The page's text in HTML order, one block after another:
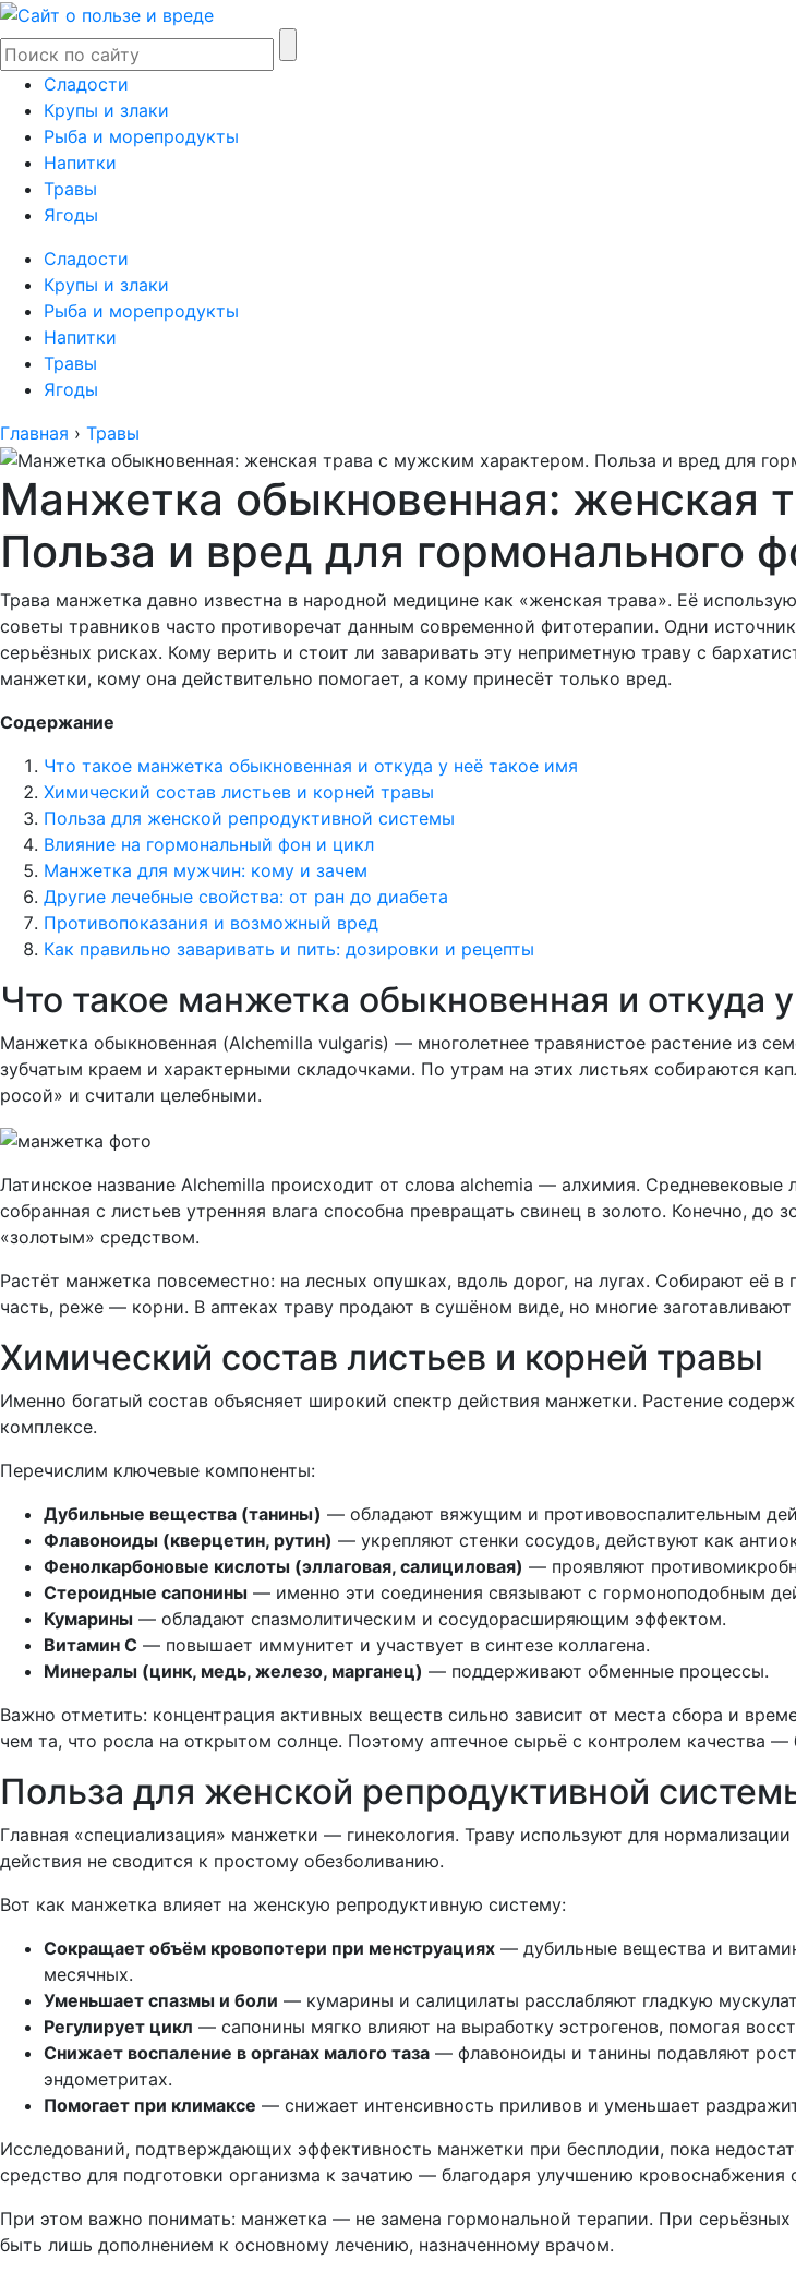
Сладости
Крупы и злаки
Рыба и морепродукты
Напитки
Травы
Ягоды
Сладости
Крупы и злаки
Рыба и морепродукты
Напитки
Травы
Ягоды
Главная › Травы
Манжетка обыкновенная: женская
Польза и вред для гормонального
Трава манжетка давно известна в народной медицине как «женская трава». Её
советы травников часто противоречат данным современной фитотерапии. Одни
серьёзных рисках. Кому верить и стоит ли заваривать эту неприметную траву с
манжетки, кому она действительно помогает, а кому принесёт только вред.
Содержание
Что такое манжетка обыкновенная и откуда у неё такое имя
Химический состав листьев и корней травы
Польза для женской репродуктивной системы
Влияние на гормональный фон и цикл
Манжетка для мужчин: кому и зачем
Другие лечебные свойства: от ран до диабета
Противопоказания и возможный вред
Как правильно заваривать и пить: дозировки и рецепты
Что такое манжетка обыкновенная и откуда
Манжетка обыкновенная (Alchemilla vulgaris) — многолетнее травянистое растение из
зубчатым краем и характерными складочками. По утрам на этих листьях собираются
росой» и считали целебными.
Латинское название Alchemilla происходит от слова alchemia — алхимия.
собранная с листьев утренняя влага способна превращать свинец в золото. Конечно,
«золотым» средством.
Растёт манжетка повсеместно: на лесных опушках, вдоль дорог, на лугах. Собирают её
часть, реже — корни. В аптеках траву продают в сушёном виде, но многие
Химический состав листьев и корней травы
Именно богатый состав объясняет широкий спектр действия манжетки. Растение
комплексе.
Перечислим ключевые компоненты:
Дубильные вещества (танины) — обладают вяжущим и противовоспалительным
Флавоноиды (кверцетин, рутин) — укрепляют стенки сосудов, действуют как
Фенолкарбоновые кислоты (эллаговая, салициловая) — проявляют
Стероидные сапонины — именно эти соединения связывают с гормоноподобным
Кумарины — обладают спазмолитическим и сосудорасширяющим эффектом.
Витамин С — повышает иммунитет и участвует в синтезе коллагена.
Минералы (цинк, медь, железо, марганец) — поддерживают обменные процессы.
Важно отметить: концентрация активных веществ сильно зависит от места сбора и
чем та, что росла на открытом солнце. Поэтому аптечное сырьё с контролем качества
Польза для женской репродуктивной
Главная «специализация» манжетки — гинекология. Траву используют для
действия не сводится к простому обезболиванию.
Вот как манжетка влияет на женскую репродуктивную систему:
Сокращает объём кровопотери при менструациях — дубильные вещества и
месячных.
Уменьшает спазмы и боли — кумарины и салицилаты расслабляют гладкую
Регулирует цикл — сапонины мягко влияют на выработку эстрогенов, помогая
Снижает воспаление в органах малого таза — флавоноиды и танины подавляют
эндометритах.
Помогает при климаксе — снижает интенсивность приливов и уменьшает
Исследований, подтверждающих эффективность манжетки при бесплодии, пока
средство для подготовки организма к зачатию — благодаря улучшению
При этом важно понимать: манжетка — не замена гормональной терапии. При
быть лишь дополнением к основному лечению, назначенному врачом.